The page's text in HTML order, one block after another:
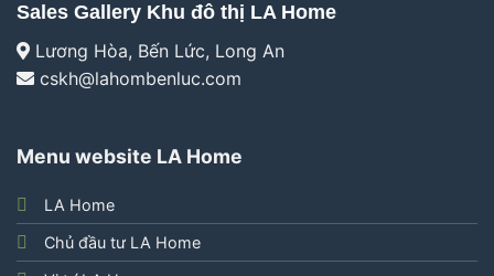
Sales Gallery Khu đô thị LA Home
Lương Hòa, Bến Lức, Long An
cskh@lahombenluc.com
Menu website LA Home
LA Home
Chủ đầu tư LA Home